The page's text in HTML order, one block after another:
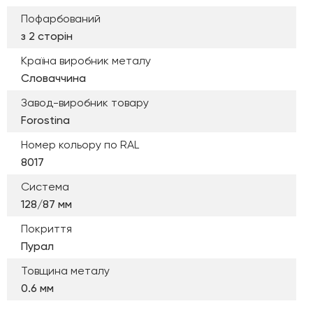
Пофарбований
з 2 сторін
Країна виробник металу
Словаччина
Завод-виробник товару
Forostina
Номер кольору по RAL
8017
Система
128/87 мм
Покриття
Пурал
Товщина металу
0.6 мм